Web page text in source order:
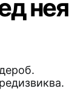
нея